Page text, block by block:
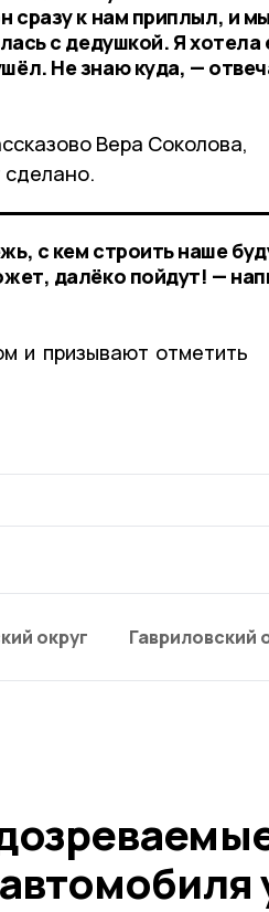
сразу к нам приплыл, и
с дедушкой. Я хотела
Не знаю куда, —
Вера Соколова,
сделано.
с кем строить наше
далёко пойдут! —
и призывают отметить
округ Гавриловский